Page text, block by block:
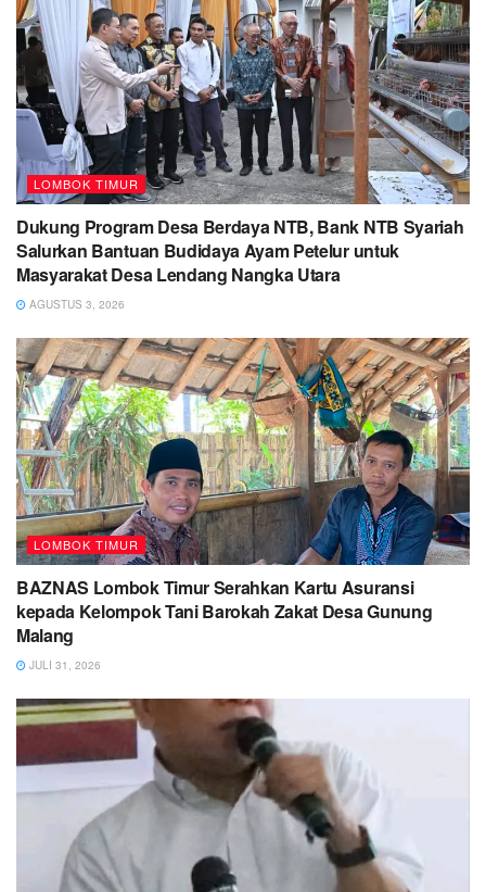
LOMBOK TIMUR
Dukung Program Desa Berdaya NTB, Bank NTB Syariah
Salurkan Bantuan Budidaya Ayam Petelur untuk
Masyarakat Desa Lendang Nangka Utara
AGUSTUS 3, 2026
LOMBOK TIMUR
BAZNAS Lombok Timur Serahkan Kartu Asuransi
kepada Kelompok Tani Barokah Zakat Desa Gunung
Malang
JULI 31, 2026